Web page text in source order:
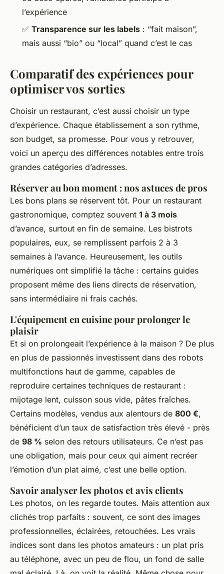
l’expérience
✅ Transparence sur les labels : “fait maison”,
mais aussi “bio” ou “local” quand c’est le cas
Comparatif des expériences pour
optimiser vos sorties
Choisir un restaurant, c’est aussi choisir un type
d’expérience. Chaque établissement a son rythme,
son budget, sa promesse. Pour vous y retrouver,
voici un aperçu des différences notables entre trois
grandes catégories d’adresses.
Réserver au bon moment : nos astuces de pros
Les bons plans se réservent tôt. Pour un restaurant
gastronomique, comptez souvent 1 à 3 mois
d’avance, surtout en fin de semaine. Les bistrots
populaires, eux, se remplissent parfois 2 à 3
semaines à l’avance. Heureusement, les outils
numériques ont simplifié la tâche : certains guides
proposent même des liens directs de réservation,
sans intermédiaire ni frais cachés.
L'équipement en cuisine pour prolonger le
plaisir
Et si on prolongeait l’expérience à la maison ? De plus
en plus de passionnés investissent dans des robots
multifonctions haut de gamme, capables de
reproduire certaines techniques de restaurant :
mijotage lent, cuisson sous vide, pâtes fraîches.
Certains modèles, vendus aux alentours de 800 €,
bénéficient d’un taux de satisfaction très élevé - près
de 98 % selon des retours utilisateurs. Ce n’est pas
une obligation, mais pour ceux qui aiment recréer
l’émotion d’un plat aimé, c’est une belle option.
Savoir analyser les photos et avis clients
Les photos, on les regarde toutes. Mais attention aux
clichés trop parfaits : souvent, ce sont des images
professionnelles, éclairées, retouchées. Les vrais
indices sont dans les photos amateurs : un plat pris
au téléphone, avec un peu de flou, un fond de salle